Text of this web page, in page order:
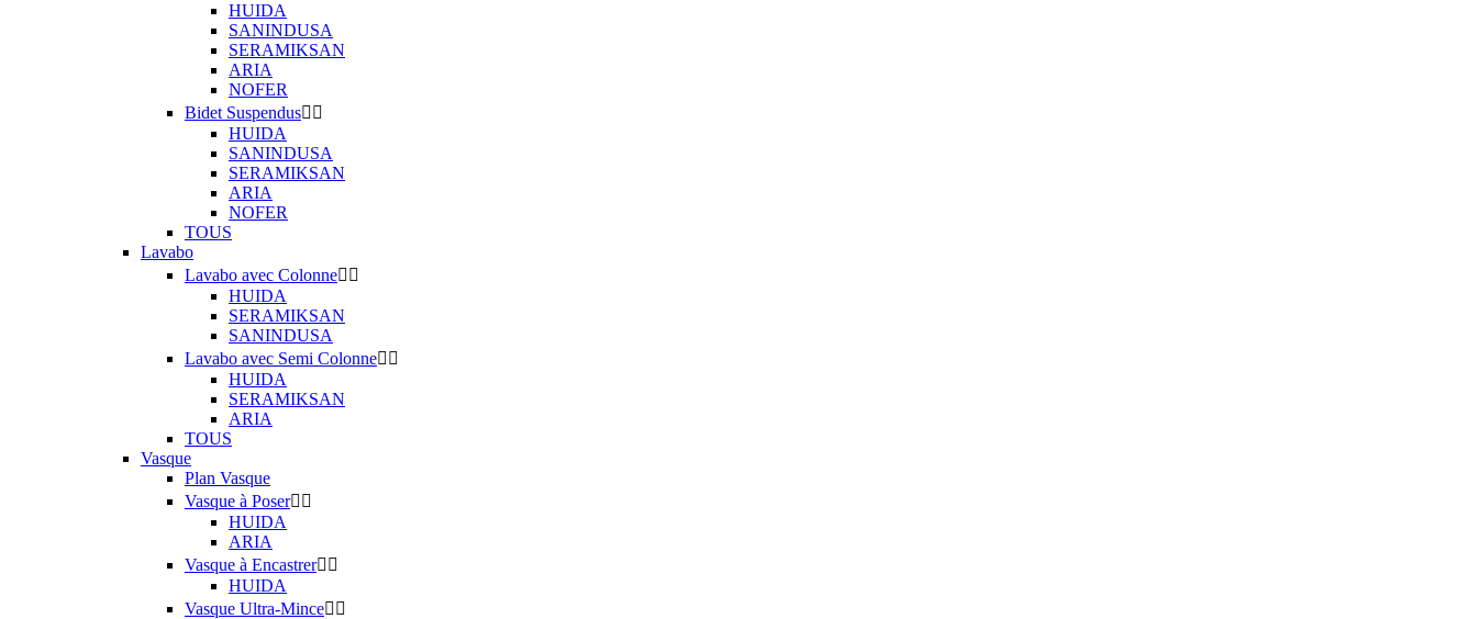
HUIDA
SANINDUSA
SERAMIKSAN
ARIA
NOFER
Bidet Suspendus 
HUIDA
SANINDUSA
SERAMIKSAN
ARIA
NOFER
TOUS
Lavabo
Lavabo avec Colonne 
HUIDA
SERAMIKSAN
SANINDUSA
Lavabo avec Semi Colonne 
HUIDA
SERAMIKSAN
ARIA
TOUS
Vasque
Plan Vasque
Vasque à Poser 
HUIDA
ARIA
Vasque à Encastrer 
HUIDA
Vasque Ultra-Mince 